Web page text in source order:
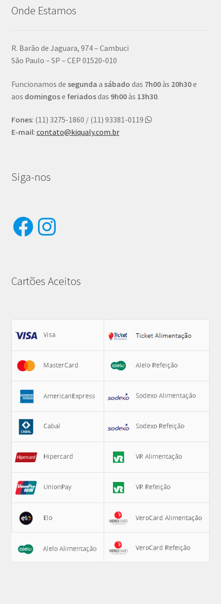
Onde Estamos
R. Barão de Jaguara, 974 – Cambuci
São Paulo – SP – CEP 01520-010
Funcionamos de segunda a sábado das 7h00às 20h30e
aos domingose feriadosdas 9h00às 13h30.
Fones: (11) 3275-1860 / (11) 93381-0119
E-mail: contato@kiqualy.com.br
Siga-nos
Facebook
Instagram
Cartões Aceitos